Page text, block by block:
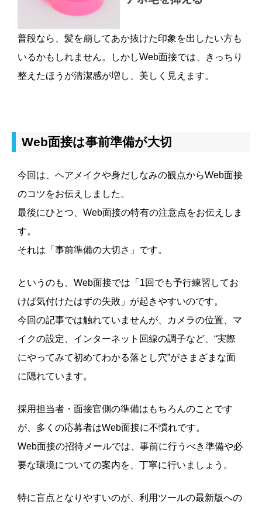
普段なら、髪を崩してあか抜けた印象を出したい方も
いるかもしれません。しかしWeb面接では、きっちり
整えたほうが清潔感が増し、美しく見えます。
Web面接は事前準備が大切
今回は、ヘアメイクや身だしなみの観点からWeb面接
のコツをお伝えしました。
最後にひとつ、Web面接の特有の注意点をお伝えしま
す。
それは「事前準備の大切さ」です。
というのも、Web面接では「1回でも予行練習してお
けば気付けたはずの失敗」が起きやすいのです。
今回の記事では触れていませんが、カメラの位置、マ
イクの設定、インターネット回線の調子など、“実際
にやってみて初めてわかる落とし穴”がさまざまな面
に隠れています。
採用担当者・面接官側の準備はもちろんのことです
が、多くの応募者はWeb面接に不慣れです。
Web面接の招待メールでは、事前に行うべき準備や必
要な環境についての案内を、丁寧に行いましょう。
特に盲点となりやすいのが、利用ツールの最新版への